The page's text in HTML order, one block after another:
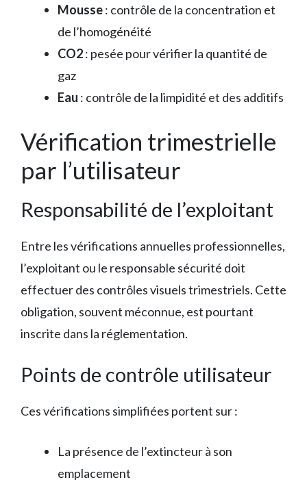
Mousse: contrôle de la concentration et
de l’homogénéité
CO2: pesée pour vérifier la quantité de
gaz
Eau : contrôle de la limpidité et des additifs
Vérification trimestrielle
par l’utilisateur
Responsabilité de l’exploitant
Entre les vérifications annuelles professionnelles,
l’exploitant ou le responsable sécurité doit
effectuer des contrôles visuels trimestriels. Cette
obligation, souvent méconnue, est pourtant
inscrite dans la réglementation.
Points de contrôle utilisateur
Ces vérifications simplifiées portent sur :
La présence de l’extincteur à son
emplacement